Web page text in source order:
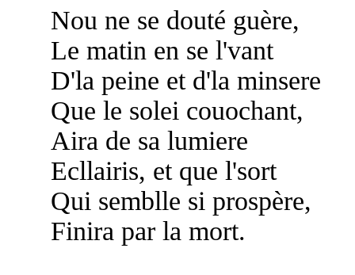
Nou ne se douté guère,
Le matin en se l'vant
D'la peine et d'la minsere
Que le solei couochant,
Aira de sa lumiere
Ecllairis, et que l'sort
Qui semblle si prospère,
Finira par la mort.